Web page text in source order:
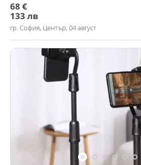
68 €
133 лв
гр. София, Център, 04 август